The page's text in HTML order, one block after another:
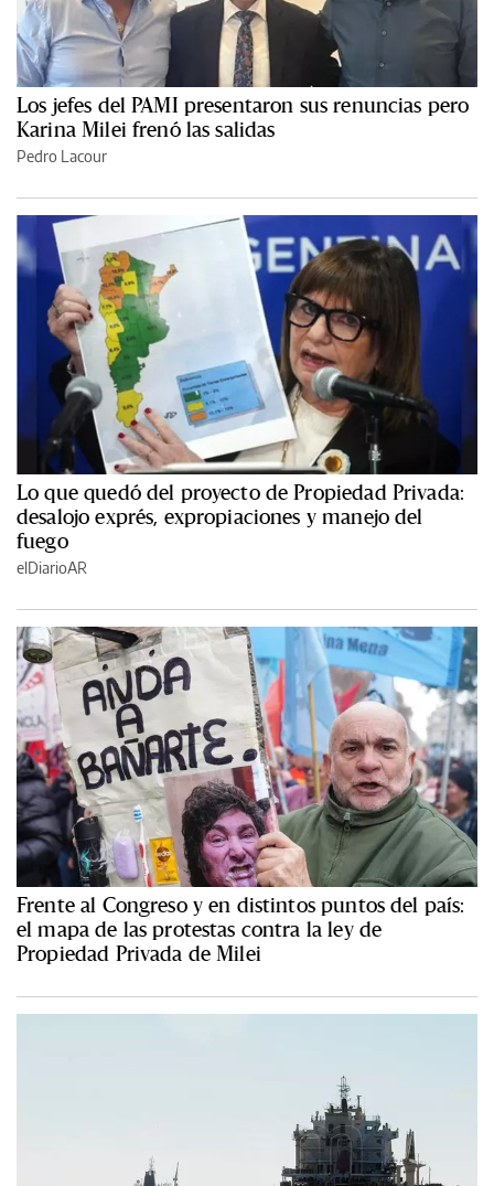
Los jefes del PAMI presentaron sus renuncias pero
Karina Milei frenó las salidas
Pedro Lacour
Lo que quedó del proyecto de Propiedad Privada:
desalojo exprés, expropiaciones y manejo del
fuego
elDiarioAR
Frente al Congreso y en distintos puntos del país:
el mapa de las protestas contra la ley de
Propiedad Privada de Milei